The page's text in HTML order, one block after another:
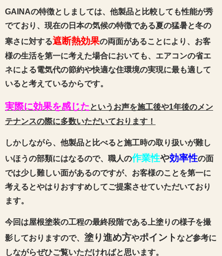
GAINAの特徴としましては、他製品と比較しても性能が秀
でており、現在の日本の気候の特徴である夏の猛暑と冬の
寒さに対する遮断熱効果の両面があることにより、お客
様の生活を第一に考えた場合においても、エアコンの省エ
ネによる電気代の節約や快適な住環境の実現に最も適して
いると考えているからです。
実際に効果を感じたというお声を施工後や1年後のメン
テナンスの際に多数いただいております！
しかしながら、他製品と比べると施工時の取り扱いが難し
いほうの部類にはなるので、 職人の作業性や効率性の面
では少し難しい面があるのですが、お客様のことを第一に
考えるとやはりおすすめしてご提案させていただいており
ます。
今回は屋根塗装の工程の最終段階である上塗りの様子を撮
影しておりますので、 塗り進め方やポイントなど参考に
しながらぜひご覧いただければと思います。